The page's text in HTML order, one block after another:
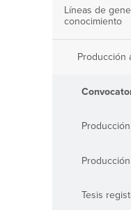
Líneas de
conocimiento
Producción
Tesis